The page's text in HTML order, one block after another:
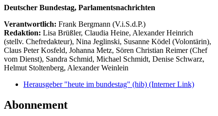
Deutscher Bundestag, Parlamentsnachrichten
Verantwortlich: Frank Bergmann (V.i.S.d.P.)
Redaktion: Lisa Brüßler, Claudia Heine, Alexander Heinrich
(stellv. Chefredakteur), Nina Jeglinski, Susanne Ködel (Volontärin),
Claus Peter Kosfeld, Johanna Metz, Sören Christian Reimer (Chef
vom Dienst), Sandra Schmid, Michael Schmidt, Denise Schwarz,
Helmut Stoltenberg, Alexander Weinlein
Herausgeber "heute im bundestag" (hib) (Interner Link)
Abonnement